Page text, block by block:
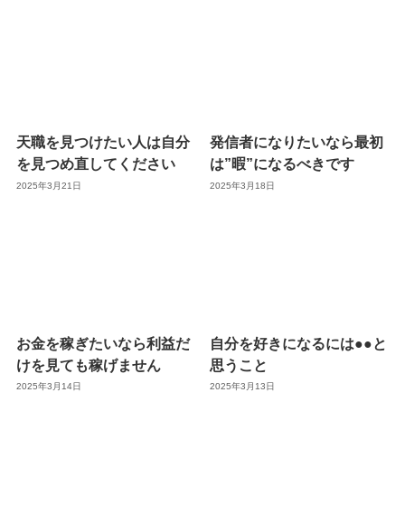
天職を見つけたい人は自分
を見つめ直してください
2025年3月21日
発信者になりたいなら最初
は”暇”になるべきです
2025年3月18日
お金を稼ぎたいなら利益だ
けを見ても稼げません
2025年3月14日
自分を好きになるには●●と
思うこと
2025年3月13日